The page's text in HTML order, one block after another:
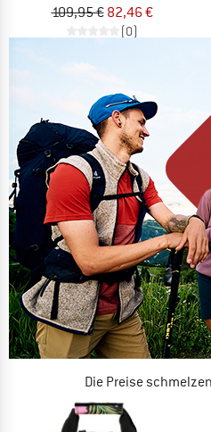
109,95 € 82,46 €
(0)
Die Preise schmelzen
JETZT BIS ZU 50% RABATT